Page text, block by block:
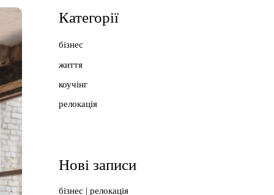
Категорії
бізнес
життя
коучінг
релокація
Нові записи
бізнес релокація